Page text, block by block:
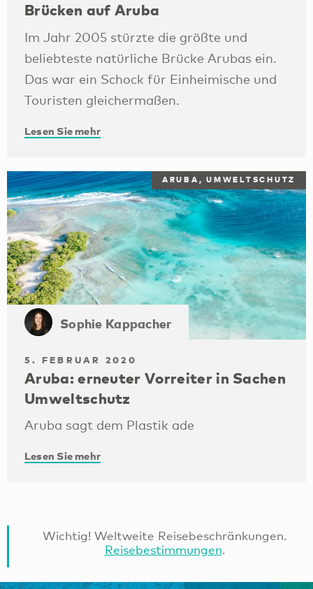
Brücken auf Aruba
Im Jahr 2005 stürzte die größte und
beliebteste natürliche Brücke Arubas ein.
Das war ein Schock für Einheimische und
Touristen gleichermaßen.
Lesen Sie mehr
ARUBA, UMWELTSCHUTZ
Sophie Kappacher
5. FEBRUAR 2020
Aruba: erneuter Vorreiter in Sachen
Umweltschutz
Aruba sagt dem Plastik ade
Lesen Sie mehr
Wichtig! Weltweite Reisebeschränkungen.
Reisebestimmungen.